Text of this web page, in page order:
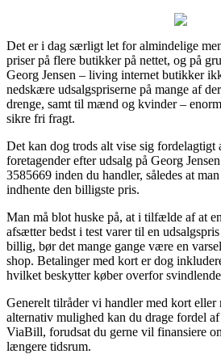
Det er i dag særligt let for almindelige
priser på flere butikker på nettet, og på
Georg Jensen – living internet butikker
nedskære udsalgspriserne på mange af
drenge, samt til mænd og kvinder –
sikre fri fragt.
Det kan dog trods alt vise sig fordelagtigt
foretagender efter udsalg på Georg
3585669 inden du handler, således at
indhente den billigste pris.
Man må blot huske på, at i tilfælde af at
afsætter bedst i test varer til en
billig, bør det mange gange være en
shop. Betalinger med kort er dog
hvilket beskytter køber overfor
Generelt tilråder vi handler med kort eller
alternativ mulighed kan du drage fordel
ViaBill, forudsat du gerne vil finansiere
længere tidsrum.